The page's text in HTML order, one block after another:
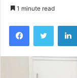
1 minute read
FacebookTwitter